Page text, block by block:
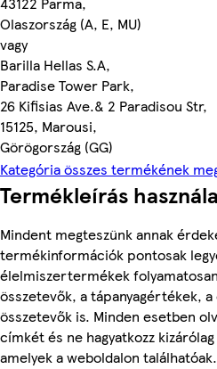
Olaszország (A, E, MU)
vagy
Barilla Hellas S.A,
Paradise Tower Park,
26 Kifisias Ave.& 2 Paradisou Str,
15125, Marousi,
Görögország (GG)
Kategória összes termékének
Termékleírás
Mindent megteszünk annak
termékinformációk pontosak
élelmiszertermékek
összetevők, a tápanyagértékek,
összetevők is. Minden esetben
címkét és ne hagyatkozz
amelyek a weboldalon találhatóak.